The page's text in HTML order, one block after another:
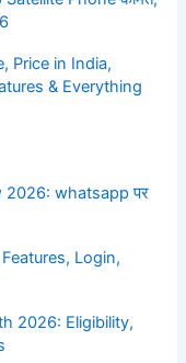
Price in India,
& Everything
2026: whatsapp पर
Login,
2026: Eligibility,